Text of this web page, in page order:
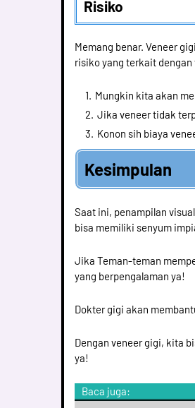
Risiko
Memang benar. Veneer
risiko yang terkait
Mungkin kita akan
Jika veneer tidak
Konon sih biaya
Kesimpulan
Saat ini, penampilan
bisa memiliki senyum
Jika Teman-teman
yang berpengalaman ya!
Dokter gigi akan
Dengan veneer gigi, kita
ya!
Baca juga: